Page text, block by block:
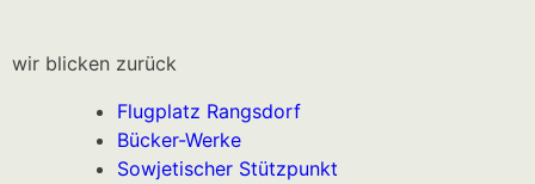
wir blicken zurück
Flugplatz Rangsdorf
Bücker-Werke
Sowjetischer Stützpunkt